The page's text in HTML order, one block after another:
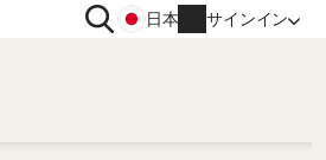
索
日本 サインイン